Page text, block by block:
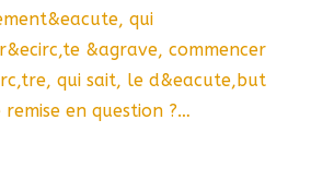
qui
&agrave, commencer
qui sait, le d&eacute,but
en question ?…